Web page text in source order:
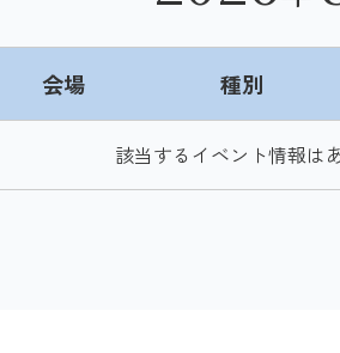
会場 種別
該当するイベント情報は